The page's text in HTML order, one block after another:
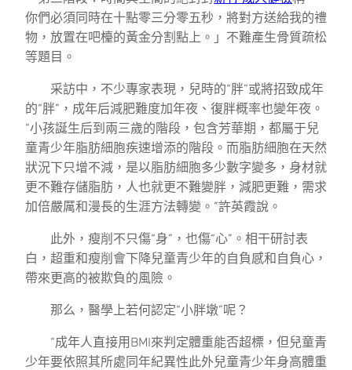
你們必須同時在十點零三分零五秒，將對方送給我的禮
物，放置在吧檯的黃金分割點上。」不難產生骨質疏松
等題目。
采訪中，不少專家表現，兒時的“胖”或將招致成年
的“胖”，成年后減肥難度加年夜、復胖概率也變年夜。
“小孩誕生后到兩三歲的階段，包含芳華期，都屬于兒
童青少年脂肪細胞疾速增添的階段。而脂肪細胞在天然
狀況下只增不減，是以脂肪細胞多少數字變多，身材就
更不難存儲脂肪，人也就更不難變胖，減肥更難，需求
加倍嚴厲和漫長的生涯方法轉變。”許英霞說。
此外，瘦削不只傷“身”，也傷“心”。相干研討表
白，超重和瘦削會下降兒童青少年的自負感和自負心，
帶來更高的被欺負的風險。
那么，醫學上若何認定“小胖墩”呢？
“成年人直接用BMI來判定體重能否超標，但兒童青
少年要依照其所處同年紀異性此外兒童青少年身高體重